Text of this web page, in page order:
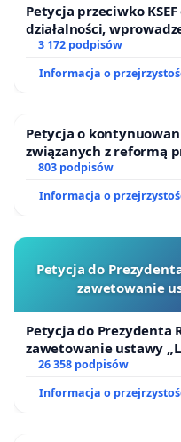
Petycja przeciwko
działalności,
finansowej
3 172 podpisów
Informacja o
Petycja o
związanych z reformą
803 podpisów
Informacja o
Petycja do
zawetowanie
Petycja do Prezydenta
zawetowanie ustawy
26 358 podpisów
Informacja o